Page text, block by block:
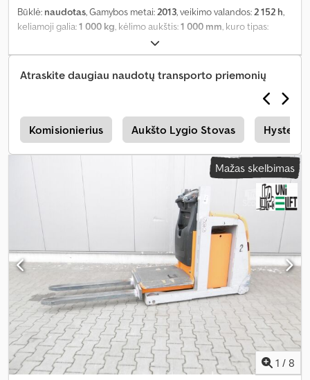
Būklė: naudotas, Gamybos metai:2013, veikimo valandos:2 152 h,
keliamoji galia:1 000 kg, kėlimo aukštis:1 000 mm, kuro tipas:
2 140 mm
pirmoji registracija:01/2013, didžiausias leistinas svoris:1 000 kg,
padangos dydis:
Polyurethan PU
Atraskite daugiau naudotų transporto priemonių
Komisionierius Aukšto Lygio Stovas Hyster
Mažas skelbimas
1 / 8